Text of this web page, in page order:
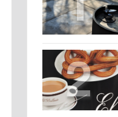
2